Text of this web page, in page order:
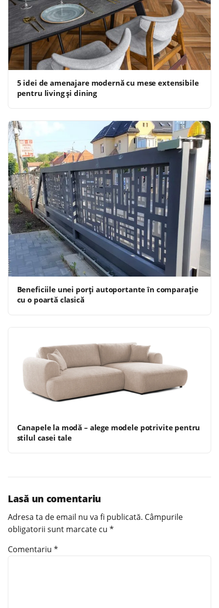
5 idei de amenajare modernă cu mese extensibile
pentru living și dining
Beneficiile unei porți autoportante în comparație
cu o poartă clasică
Canapele la modă – alege modele potrivite pentru
stilul casei tale
Lasă un comentariu
Adresa ta de email nu va fi publicată. Câmpurile
obligatorii sunt marcate cu *
Comentariu *